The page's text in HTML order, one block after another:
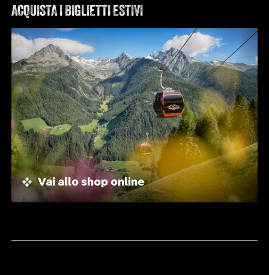
ACQUISTA I BIGLIETTI ESTIVI
Vai allo shop online